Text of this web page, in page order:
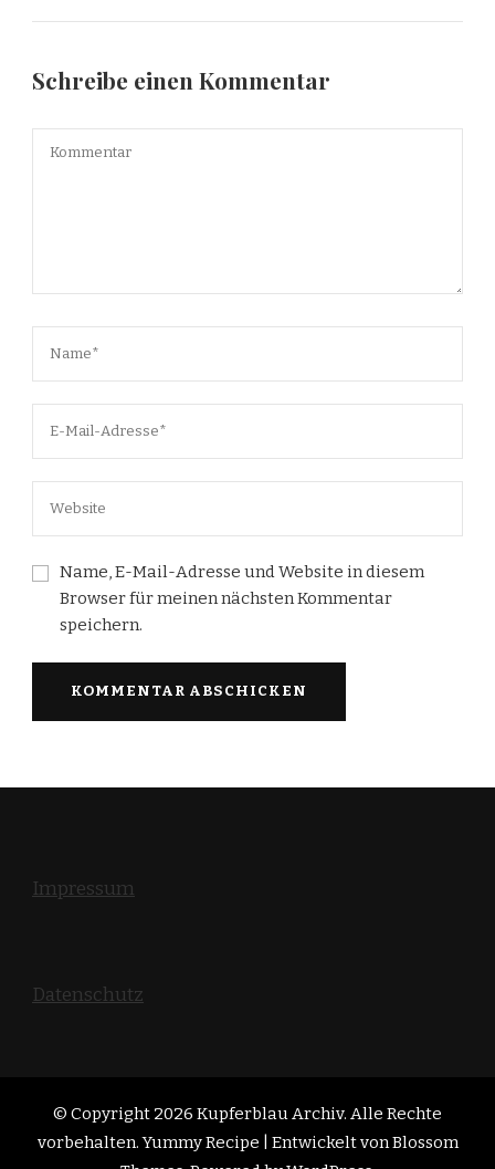
Schreibe einen Kommentar
Name, E-Mail-Adresse und Website in diesem
Browser für meinen nächsten Kommentar
speichern.
Impressum
Datenschutz
© Copyright 2026 Kupferblau Archiv. Alle Rechte
vorbehalten. Yummy Recipe | Entwickelt von Blossom